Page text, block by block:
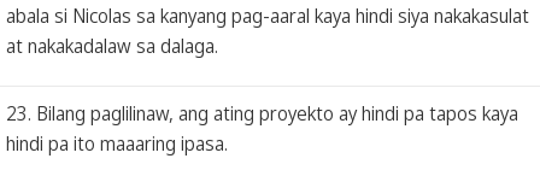
abala si Nicolas sa kanyang pag-aaral kaya hindi siya nakakasulat
at nakakadalaw sa dalaga.
23. Bilang paglilinaw, ang ating proyekto ay hindi pa tapos kaya
hindi pa ito maaaring ipasa.